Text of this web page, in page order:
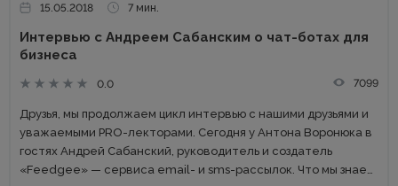
15.05.2018 7 мин.
Интервью с Андреем Сабанским о чат-ботах для
бизнеса
0.0 7099
Друзья, мы продолжаем цикл интервью с нашими друзьями и
уважаемыми PRO-лекторами. Сегодня у Антона Воронюка в
гостях Андрей Сабанский, руководитель и создатель
«Feedgee» — сервиса email- и sms-рассылок. Что мы знаем